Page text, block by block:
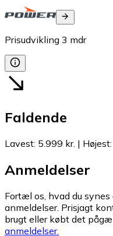
Prisudvikling 3 mdr
Faldende
Lavest: 5.999 kr. | Højest:
Anmeldelser
Fortæl os, hvad du
anmeldelser. Prisjagt
brugt eller købt det
anmeldelser.